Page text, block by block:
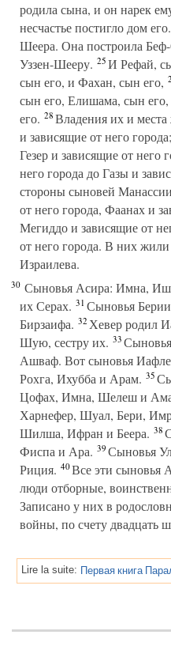
родила сына, и он нарек
несчастье постигло дом его.
Шеера. Она построила
Уззен-Шееру. 25И Рефай,
сын его, и Фахан, сын его,
сын его, Елишама, сын его,
его. 28Владения их и места
и зависящие от него
Гезер и зависящие от него
него города до Газы и
стороны сыновей
от него города, Фаанах и
Мегиддо и зависящие от
от него города. В них
Израилева.
30 Сыновья Асира: Имна,
их Серах. 31Сыновья
Бирзаифа. 32Хевер родил
Шую, сестру их. 33Сыновья
Ашваф. Вот сыновья
Рохга, Ихубба и Арам. 35
Цофах, Имна, Шелеш и
Харнефер, Шуал, Бери,
Шилша, Ифран и Беера. 38
Фиспа и Ара. 39Сыновья
Риция. 40Все эти сыновья
люди отборные,
Записано у них в
войны, по счету двадцать
Lire la suite: